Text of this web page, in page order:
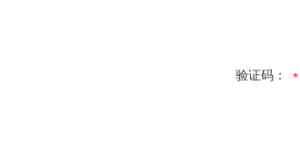
验证码：